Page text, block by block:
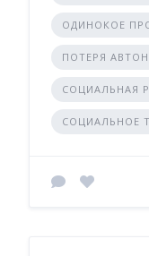
ОДИНОКОЕ
ПОТЕРЯ
СОЦИАЛЬНАЯ
СОЦИАЛЬНОЕ